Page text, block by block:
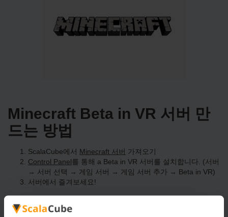
Minecraft Beta in VR 서버 만
드는 방법
ScalaCube에서 Minecraft 서버 가져오기
Control Panel를 통해 a Beta in VR 서버를 설치합니다. (서버
→ 서버 선택 → 게임 서버 → 게임 서버 추가 → Beta in VR)
서버에서 즐겨보세요!